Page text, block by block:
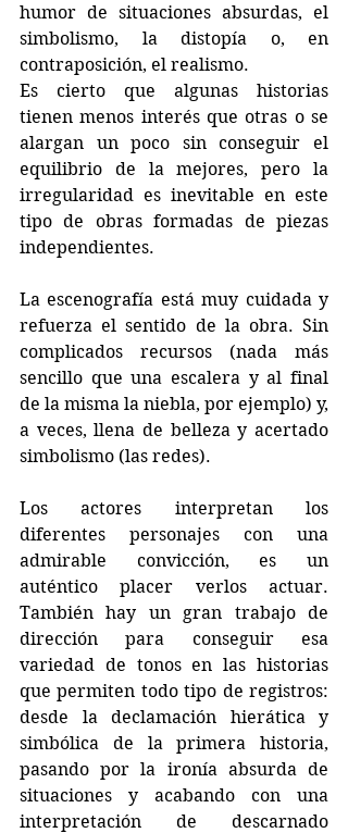
humor de situaciones absurdas, el
simbolismo, la distopía o, en
contraposición, el realismo.
Es cierto que algunas historias
tienen menos interés que otras o se
alargan un poco sin conseguir el
equilibrio de la mejores, pero la
irregularidad es inevitable en este
tipo de obras formadas de piezas
independientes.
La escenografía está muy cuidada y
refuerza el sentido de la obra. Sin
complicados recursos (nada más
sencillo que una escalera y al final
de la misma la niebla, por ejemplo) y,
a veces, llena de belleza y acertado
simbolismo (las redes).
Los actores interpretan los
diferentes personajes con una
admirable convicción, es un
auténtico placer verlos actuar.
También hay un gran trabajo de
dirección para conseguir esa
variedad de tonos en las historias
que permiten todo tipo de registros:
desde la declamación hierática y
simbólica de la primera historia,
pasando por la ironía absurda de
situaciones y acabando con una
interpretación de descarnado